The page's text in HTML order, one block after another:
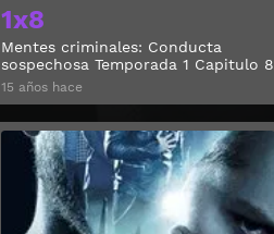
1x8
Mentes criminales: Conducta
sospechosa Temporada 1 Capitulo 8
15 años hace
Ver